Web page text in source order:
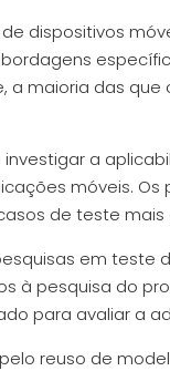
dispositivos
maioria das
a
móveis.
de teste mais
em teste
à pesquisa do
para avaliar a
reuso de